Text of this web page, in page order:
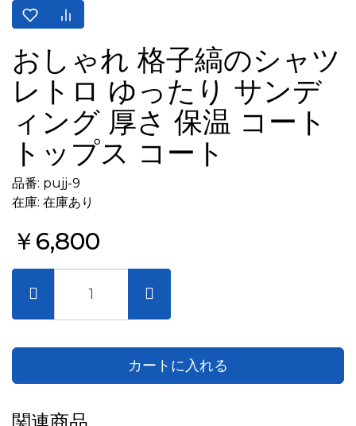
おしゃれ 格子縞のシャツ
レトロ ゆったり サンデ
ィング 厚さ 保温 コート
トップス コート
品番: pujj-9
在庫: 在庫あり
￥6,800
カートに入れる
関連商品